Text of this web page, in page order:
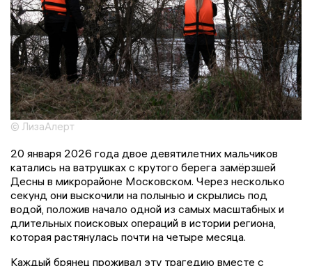
© ЛизаАлерт
20 января 2026 года двое девятилетних мальчиков
катались на ватрушках с крутого берега замёрзшей
Десны в микрорайоне Московском. Через несколько
секунд они выскочили на полынью и скрылись под
водой, положив начало одной из самых масштабных и
длительных поисковых операций в истории региона,
которая растянулась почти на четыре месяца.
Каждый брянец проживал эту трагедию вместе с